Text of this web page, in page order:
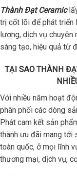
Thành Đạt Ceramic
trị cốt lõi để phát triển
lượng, dịch vụ
sáng tạo, hiệu quả từ
TẠI SAO THÀNH
Với nhiều năm hoạt
phân phối các dòng
Phát cam kết sản
thành ưu đãi mang tới
toàn quốc, ở mọi lĩnh
thương mại, dịch vụ,